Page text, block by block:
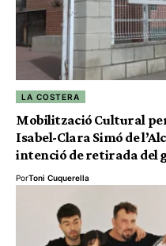
LA COSTERA
Mobilització Cultural per
Isabel-Clara Simó de
intenció de retirada del
PorToni Cuquerella